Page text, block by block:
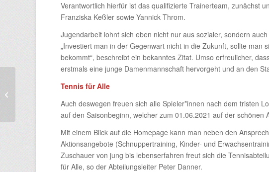
Verantwortlich hierfür ist das qualifizierte Trainerteam, zunächst
Franziska Keßler sowie Yannick Throm.
Jugendarbeit lohnt sich eben nicht nur aus sozialer, sondern
„Investiert man in der Gegenwart nicht in die Zukunft, sollte man
bekommt“, beschreibt ein bekanntes Zitat. Umso erfreulicher,
erstmals eine junge Damenmannschaft hervorgeht und an den
Tennis für Alle
Auch deswegen freuen sich alle Spieler*innen nach dem tristen
auf den Saisonbeginn, welcher zum 01.06.2021 auf der schönen
Mit einem Blick auf die Homepage kann man neben den
Aktionsangebote (Schnuppertraining, Kinder- und
Zuschauer von jung bis lebenserfahren freut sich die
für Alle, so der Abteilungsleiter Peter Danner.
Einfach und spielerisch